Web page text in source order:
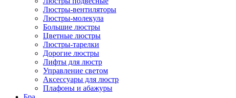
Люстры-вентиляторы
Люстры-молекула
Большие люстры
Цветные люстры
Люстры-тарелки
Дорогие люстры
Лифты для люстр
Управление светом
Аксессуары для люстр
Плафоны и абажуры